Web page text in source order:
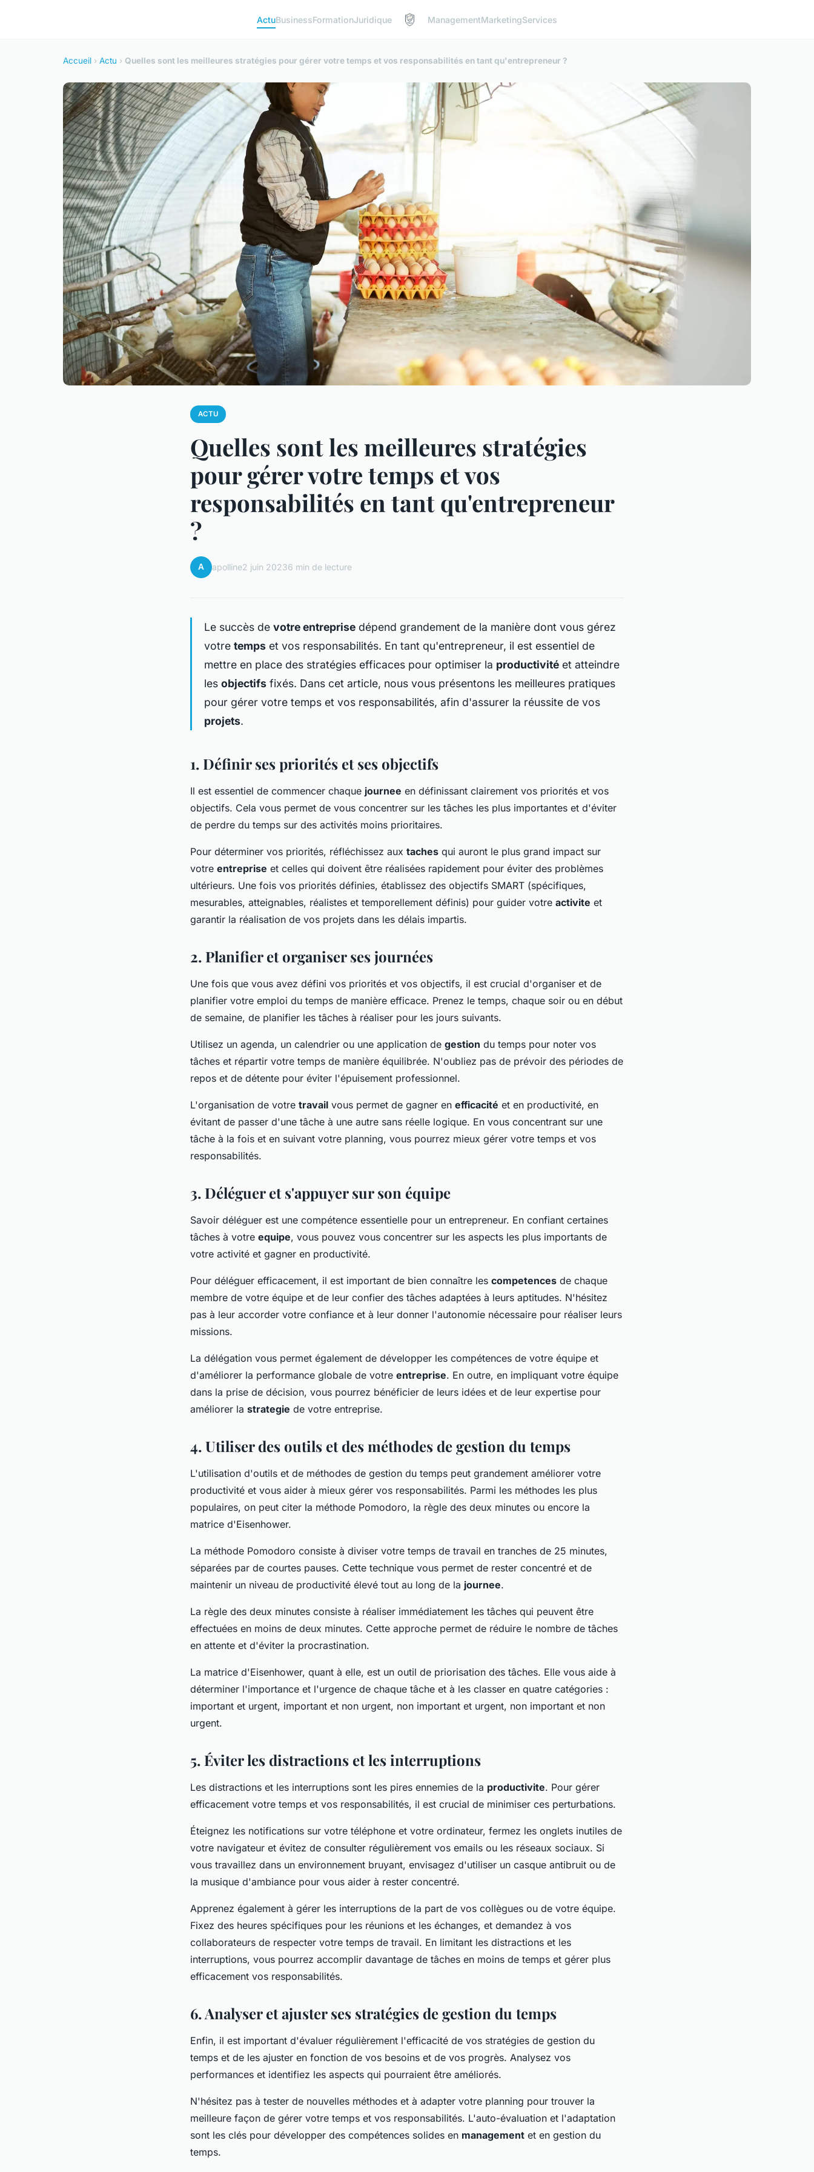
ActuBusinessFormationJuridique ManagementMarketingServices
Accueil › Actu › Quelles sont les meilleures stratégies pour gérer votre temps et vos responsabilités en tant qu'entrepreneur ?
ACTU
Quelles sont les meilleures stratégies
pour gérer votre temps et vos
responsabilités en tant qu'entrepreneur
?
A apolline2 juin 20236 min de lecture
Le succès de votre entreprise dépend grandement de la manière dont vous gérez
votre temps et vos responsabilités. En tant qu'entrepreneur, il est essentiel de
mettre en place des stratégies efficaces pour optimiser la productivité et atteindre
les objectifs fixés. Dans cet article, nous vous présentons les meilleures pratiques
pour gérer votre temps et vos responsabilités, afin d'assurer la réussite de vos
projets.
1. Définir ses priorités et ses objectifs
Il est essentiel de commencer chaque journee en définissant clairement vos priorités et vos
objectifs. Cela vous permet de vous concentrer sur les tâches les plus importantes et d'éviter
de perdre du temps sur des activités moins prioritaires.
Pour déterminer vos priorités, réfléchissez aux taches qui auront le plus grand impact sur
votre entreprise et celles qui doivent être réalisées rapidement pour éviter des problèmes
ultérieurs. Une fois vos priorités définies, établissez des objectifs SMART (spécifiques,
mesurables, atteignables, réalistes et temporellement définis) pour guider votre activite et
garantir la réalisation de vos projets dans les délais impartis.
2. Planifier et organiser ses journées
Une fois que vous avez défini vos priorités et vos objectifs, il est crucial d'organiser et de
planifier votre emploi du temps de manière efficace. Prenez le temps, chaque soir ou en début
de semaine, de planifier les tâches à réaliser pour les jours suivants.
Utilisez un agenda, un calendrier ou une application de gestion du temps pour noter vos
tâches et répartir votre temps de manière équilibrée. N'oubliez pas de prévoir des périodes de
repos et de détente pour éviter l'épuisement professionnel.
L'organisation de votre travail vous permet de gagner en efficacité et en productivité, en
évitant de passer d'une tâche à une autre sans réelle logique. En vous concentrant sur une
tâche à la fois et en suivant votre planning, vous pourrez mieux gérer votre temps et vos
responsabilités.
3. Déléguer et s'appuyer sur son équipe
Savoir déléguer est une compétence essentielle pour un entrepreneur. En confiant certaines
tâches à votre equipe, vous pouvez vous concentrer sur les aspects les plus importants de
votre activité et gagner en productivité.
Pour déléguer efficacement, il est important de bien connaître les competences de chaque
membre de votre équipe et de leur confier des tâches adaptées à leurs aptitudes. N'hésitez
pas à leur accorder votre confiance et à leur donner l'autonomie nécessaire pour réaliser leurs
missions.
La délégation vous permet également de développer les compétences de votre équipe et
d'améliorer la performance globale de votre entreprise. En outre, en impliquant votre équipe
dans la prise de décision, vous pourrez bénéficier de leurs idées et de leur expertise pour
améliorer la strategie de votre entreprise.
4. Utiliser des outils et des méthodes de gestion du temps
L'utilisation d'outils et de méthodes de gestion du temps peut grandement améliorer votre
productivité et vous aider à mieux gérer vos responsabilités. Parmi les méthodes les plus
populaires, on peut citer la méthode Pomodoro, la règle des deux minutes ou encore la
matrice d'Eisenhower.
La méthode Pomodoro consiste à diviser votre temps de travail en tranches de 25 minutes,
séparées par de courtes pauses. Cette technique vous permet de rester concentré et de
maintenir un niveau de productivité élevé tout au long de la journee.
La règle des deux minutes consiste à réaliser immédiatement les tâches qui peuvent être
effectuées en moins de deux minutes. Cette approche permet de réduire le nombre de tâches
en attente et d'éviter la procrastination.
La matrice d'Eisenhower, quant à elle, est un outil de priorisation des tâches. Elle vous aide à
déterminer l'importance et l'urgence de chaque tâche et à les classer en quatre catégories :
important et urgent, important et non urgent, non important et urgent, non important et non
urgent.
5. Éviter les distractions et les interruptions
Les distractions et les interruptions sont les pires ennemies de la productivite. Pour gérer
efficacement votre temps et vos responsabilités, il est crucial de minimiser ces perturbations.
Éteignez les notifications sur votre téléphone et votre ordinateur, fermez les onglets inutiles de
votre navigateur et évitez de consulter régulièrement vos emails ou les réseaux sociaux. Si
vous travaillez dans un environnement bruyant, envisagez d'utiliser un casque antibruit ou de
la musique d'ambiance pour vous aider à rester concentré.
Apprenez également à gérer les interruptions de la part de vos collègues ou de votre équipe.
Fixez des heures spécifiques pour les réunions et les échanges, et demandez à vos
collaborateurs de respecter votre temps de travail. En limitant les distractions et les
interruptions, vous pourrez accomplir davantage de tâches en moins de temps et gérer plus
efficacement vos responsabilités.
6. Analyser et ajuster ses stratégies de gestion du temps
Enfin, il est important d'évaluer régulièrement l'efficacité de vos stratégies de gestion du
temps et de les ajuster en fonction de vos besoins et de vos progrès. Analysez vos
performances et identifiez les aspects qui pourraient être améliorés.
N'hésitez pas à tester de nouvelles méthodes et à adapter votre planning pour trouver la
meilleure façon de gérer votre temps et vos responsabilités. L'auto-évaluation et l'adaptation
sont les clés pour développer des compétences solides en management et en gestion du
temps.